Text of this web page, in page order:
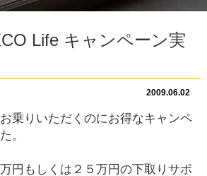
Life キャンペーン実
2009.06.02
乗りいただくのにお得なキャンペ
。
円もしくは２５万円の下取りサポ